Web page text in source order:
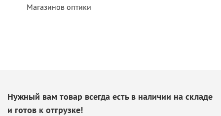
Магазинов оптики
Нужный вам товар всегда есть в наличии на складе
и готов к отгрузке!